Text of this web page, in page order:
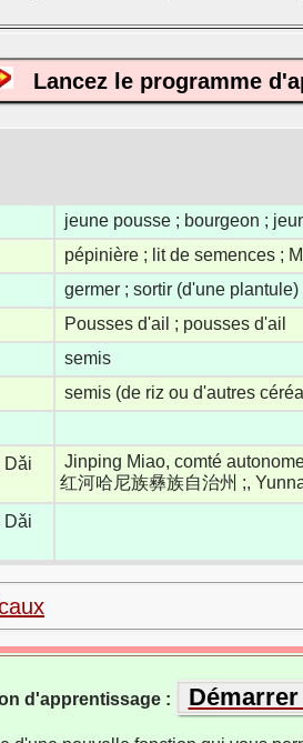
Lancez le programme
jeune pousse ; bourgeon ;
pépinière ; lit de semences ;
germer ; sortir (d'une
Pousses d'ail ; pousses d'ail
semis
semis (de riz ou d'autres
Dǎi
Jinping Miao, comté
红河哈尼族彝族自治州 ;,
Dǎi
d'apprentissage :